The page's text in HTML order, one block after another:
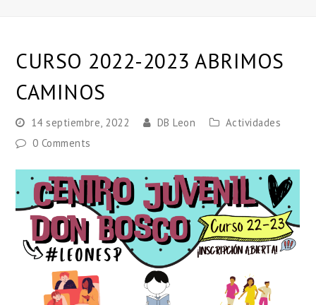
CURSO 2022-2023 ABRIMOS
CAMINOS
14 septiembre, 2022 DB Leon
Actividades
0 Comments